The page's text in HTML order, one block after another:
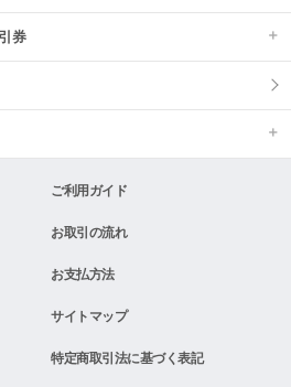
券
ご利用ガイド
お取引の流れ
お支払方法
サイトマップ
特定商取引法に基づく表記